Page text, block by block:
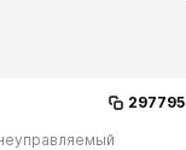
297795